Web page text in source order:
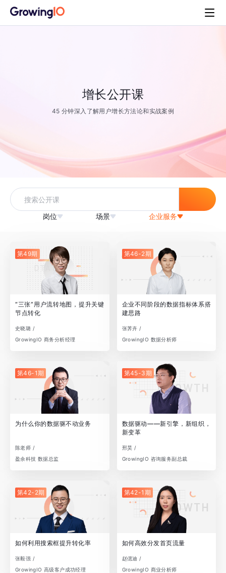
增长公开课
45 分钟深入了解用户增长方法论和实战案例
岗位 场景 企业服务
第49期
“三张”用户流转地图，提升关键
节点转化
史晓璐 /
GrowingIO 商务分析经理
第46-2期
企业不同阶段的数据指标体系搭
建思路
张荠卉 /
GrowingIO 数据分析师
第46-1期
为什么你的数据驱不动业务
陈老师 /
盈余科技 数据总监
第45-3期
数据驱动——新引擎，新组织，
新变革
邢昊 /
GrowingIO 咨询服务副总裁
第42-2期
如何利用搜索框提升转化率
张毅强 /
GrowingIO 高级客户成功经理
第42-1期
如何高效分发首页流量
赵偲迪 /
GrowingIO 商业分析师